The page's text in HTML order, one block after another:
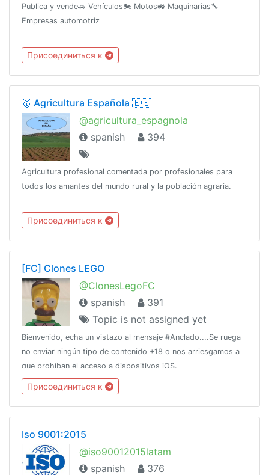
Publica y vende🚗 Vehículos🏍 Motos🚜 Maquinarias🔧
Empresas automotriz
Присоединиться к
🥇 Agricultura Española 🇪🇸
@agricultura_espagnola
spanish
394
Agricultura profesional comentada por profesionales para
todos los amantes del mundo rural y la población agraria.
Присоединиться к
[FC] Clones LEGO
@ClonesLegoFC
spanish
391
Topic is not assigned yet
Bienvenido, echa un vistazo al mensaje #Anclado....Se ruega
no enviar ningún tipo de contenido +18 o nos arriesgamos a
que prohíban el acceso a dispositivos iOS.
Присоединиться к
Iso 9001:2015
@iso90012015latam
spanish
376